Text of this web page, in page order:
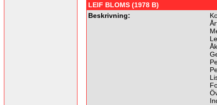
LEIF BLOMS (1978 B)
Beskrivning: